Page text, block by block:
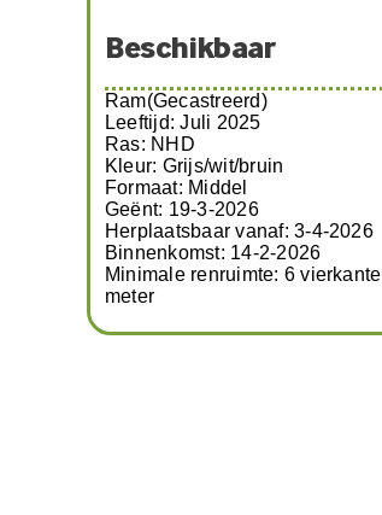
Beschikbaar
Ram(Gecastreerd)
Leeftijd: Juli 2025
Ras: NHD
Kleur: Grijs/wit/bruin
Formaat: Middel
Geënt: 19-3-2026
Herplaatsbaar vanaf: 3-4-2026
Binnenkomst: 14-2-2026
Minimale renruimte: 6 vierkante
meter